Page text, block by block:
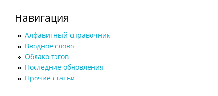
Навигация
Алфавитный справочник
Вводное слово
Облако тэгов
Последние обновления
Прочие статьи